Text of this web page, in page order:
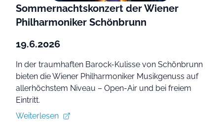
Sommernachtskonzert der Wiener
Philharmoniker Schönbrunn
19.6.2026
In der traumhaften Barock-Kulisse von Schönbrunn
bieten die Wiener Philharmoniker Musikgenuss auf
allerhöchstem Niveau – Open-Air und bei freiem
Eintritt.
Weiterlesen